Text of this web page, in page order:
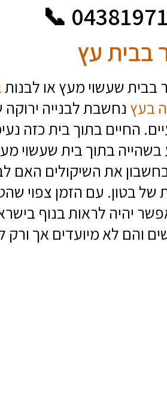
בבית עץ
בבית שעשוי מעץ או לבנות
בעץ נחשבת לבנייה
החיים בתוך בית כזה
בשהייה בתוך בית שעשוי
את השיקולים האם
בטון. עם הזמן צפוי
יהיה לראות בנוף
והם לא מיועדים אך ורק